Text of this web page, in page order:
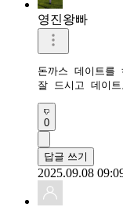
영진왕빠
돈까스 데이트를
잘 드시고 데이
0
답글 쓰기
2025.09.08